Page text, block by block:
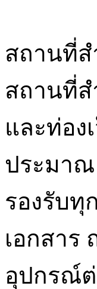
สถานที่ส
สถานที่ส
และท่อง
ประมาณ
รองรับทุ
เอกสาร
อุปกรณ์ต่